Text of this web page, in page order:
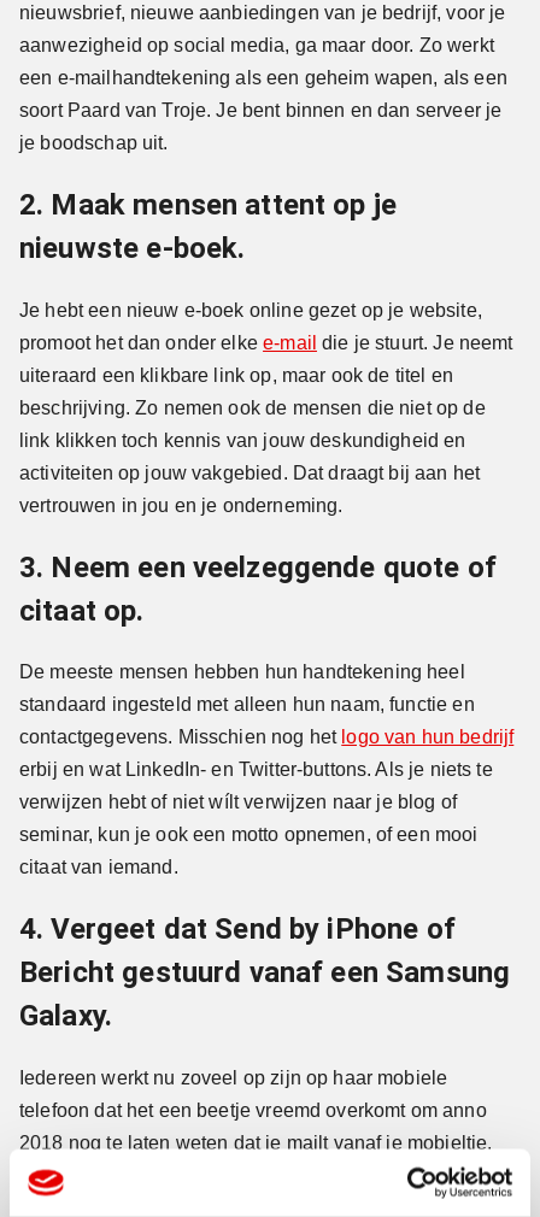
nieuwsbrief, nieuwe aanbiedingen van je bedrijf, voor je
aanwezigheid op social media, ga maar door. Zo werkt
een e-mailhandtekening als een geheim wapen, als een
soort Paard van Troje. Je bent binnen en dan serveer je
je boodschap uit.
2. Maak mensen attent op je
nieuwste e-boek.
Je hebt een nieuw e-boek online gezet op je website,
promoot het dan onder elkee-mail die je stuurt. Je neemt
uiteraard een klikbare link op, maar ook de titel en
beschrijving. Zo nemen ook de mensen die niet op de
link klikken toch kennis van jouw deskundigheid en
activiteiten op jouw vakgebied. Dat draagt bij aan het
vertrouwen in jou en je onderneming.
3. Neem een veelzeggende quote of
citaat op.
De meeste mensen hebben hun handtekening heel
standaard ingesteld met alleen hun naam, functie en
contactgegevens. Misschien nog het logo van hun bedrijf
erbij en wat LinkedIn- en Twitter-buttons. Als je niets te
verwijzen hebt of niet wílt verwijzen naar je blog of
seminar, kun je ook een motto opnemen, of een mooi
citaat van iemand.
4. Vergeet dat Send by iPhone of
Bericht gestuurd vanaf een Samsung
Galaxy.
Iedereen werkt nu zoveel op zijn op haar mobiele
telefoon dat het een beetje vreemd overkomt om anno
2018 nog te laten weten dat je mailt vanaf je mobieltje.
Neem in plaats van die melding liever een meer